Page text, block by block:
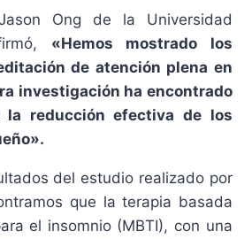
Ong de la Universidad
«Hemos mostrado los
de atención plena en
investigación ha encontrado
la reducción efectiva de los
del estudio realizado por
que la terapia basada
el insomnio (MBTI), con una